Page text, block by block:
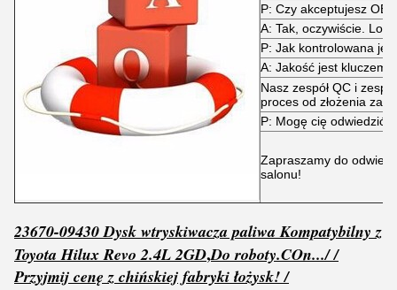
P: Czy akceptujesz
A: Tak, oczywiście.
P: Jak kontrolowana
A: Jakość jest kluczem!
Nasz zespół QC i
proces od złożenia
P: Mogę cię odwiedzić?
Zapraszamy do
salonu!
23670-09430 Dysk wtryskiwacza paliwa Kompatybilny z
Toyota Hilux Revo 2.4L 2GD,Do roboty.COn.../ /
Przyjmij cenę z chińskiej fabryki łożysk! /